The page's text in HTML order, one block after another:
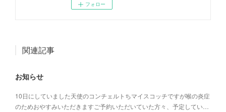
フォロー
関連記事
お知らせ
10日にしていました天使のコンチェルトちマイスコッチですが喉の炎症
のためおやすみいただきますご予約いただいていた方々、予定してい…